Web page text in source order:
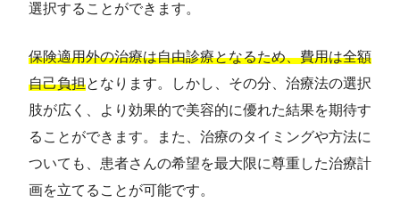
選択することができます。
保険適用外の治療は自由診療となるため、費用は全額
自己負担となります。しかし、その分、治療法の選択
肢が広く、より効果的で美容的に優れた結果を期待す
ることができます。また、治療のタイミングや方法に
ついても、患者さんの希望を最大限に尊重した治療計
画を立てることが可能です。